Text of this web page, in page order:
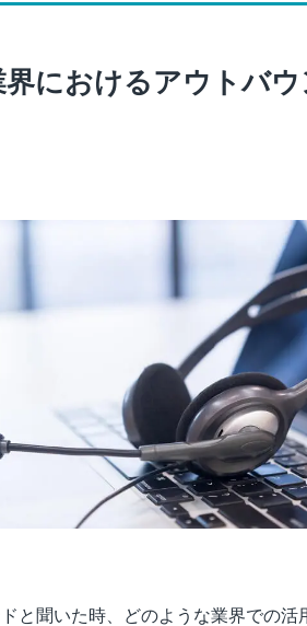
セールスサポート
在宅オペレーション
オフショア 日本語コン
SMSコンタクトサービス
高齢者応対トレーニング
におけるアウトバ
と聞いた時、どのような業界での活